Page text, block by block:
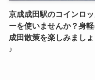
京成成田駅のコインロッ
ーを使いませんか？身
成田散策を楽しみましょ
♪